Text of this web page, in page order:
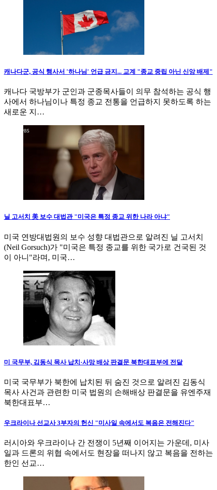
캐나다군, 공식 행사서 '하나님' 언급 금지... 교계 "종교 중립 아닌 신앙 배제"
캐나다 국방부가 군인과 군종목사들이 의무 참석하는 공식 행
사에서 하나님이나 특정 종교 전통을 언급하지 못하도록 하는
새로운 지…
닐 고서치 美 보수 대법관 "미국은 특정 종교 위한 나라 아냐"
미국 연방대법원의 보수 성향 대법관으로 알려진 닐 고서치
(Neil Gorsuch)가 "미국은 특정 종교를 위한 국가로 건국된 것
이 아니"라며, 미국…
미 국무부, 김동식 목사 납치·사망 배상 판결문 북한대표부에 전달
미국 국무부가 북한에 납치된 뒤 숨진 것으로 알려진 김동식
목사 사건과 관련한 미국 법원의 손해배상 판결문을 유엔주재
북한대표부…
우크라이나 선교사 3부자의 헌신 "미사일 속에서도 복음은 전해진다"
러시아와 우크라이나 간 전쟁이 5년째 이어지는 가운데, 미사
일과 드론의 위협 속에서도 현장을 떠나지 않고 복음을 전하는
한인 선교…